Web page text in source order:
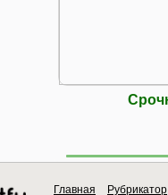
Главная Рубрикатор